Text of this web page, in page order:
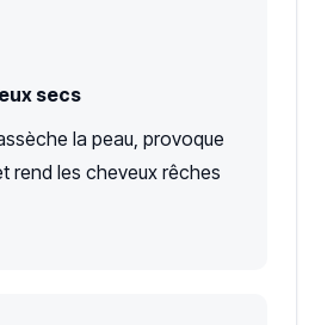
secs
la peau, provoque
rend les cheveux rêches